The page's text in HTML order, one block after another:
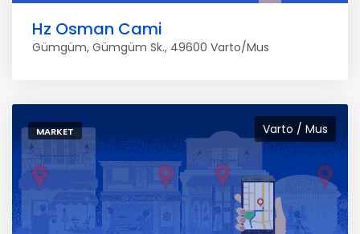
Hz Osman Cami
Gümgüm, Gümgüm Sk., 49600 Varto/Mus
Varto / Mus
MARKET